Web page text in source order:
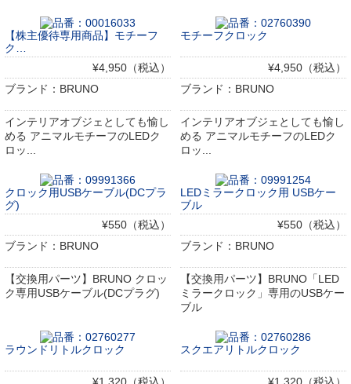
【株主優待専用商品】モチーフ
ク…
¥4,950（税込）
ブランド：BRUNO
インテリアオブジェとしても愉し
める アニマルモチーフのLEDク
ロッ...
モチーフクロック
¥4,950（税込）
ブランド：BRUNO
インテリアオブジェとしても愉し
める アニマルモチーフのLEDク
ロッ...
クロック用USBケーブル(DCプラ
グ)
¥550（税込）
ブランド：BRUNO
【交換用パーツ】BRUNO クロッ
ク専用USBケーブル(DCプラグ)
LEDミラークロック用 USBケー
ブル
¥550（税込）
ブランド：BRUNO
【交換用パーツ】BRUNO「LED
ミラークロック」専用のUSBケー
ブル
ラウンドリトルクロック スクエアリトルクロック